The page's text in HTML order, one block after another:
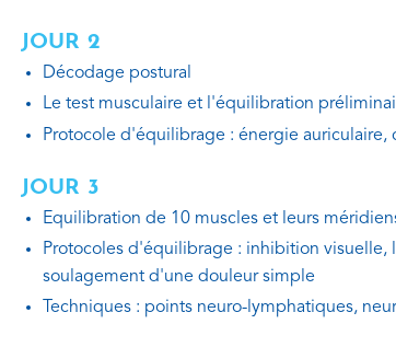
JOUR 2
Décodage postural
Le test musculaire et l'équilibration
Protocole d'équilibrage : énergie auriculaire,
JOUR 3
Equilibration de 10 muscles et leurs
Protocoles d'équilibrage : inhibition
soulagement d'une douleur simple
Techniques : points neuro-lymphatiques,